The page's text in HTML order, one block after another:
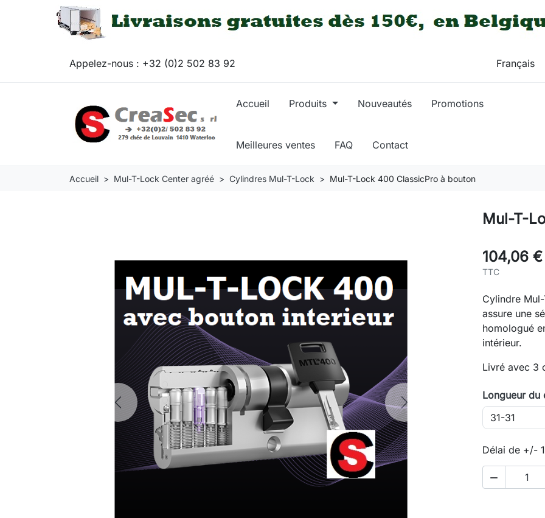
Appelez-nous : +32 (0)2 502 83 92
Accueil Produits Nouveautés Promotions
Meilleures ventes FAQ Contact
Accueil Mul-T-Lock Center agréé Cylindres Mul-T-Lock Mul-T-Lock 400 ClassicPro à bouton
Previous Next
Mul-T-
104,06 €
TTC
Cylindre
assure une
homologué
intérieur.
Livré avec 3
Longueur du
Délai de +/-
